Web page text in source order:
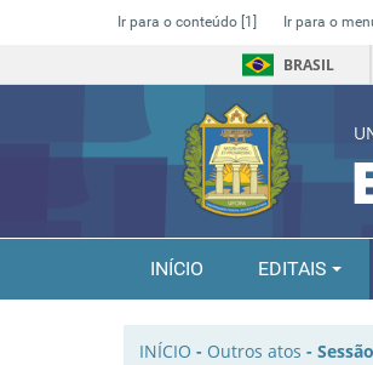
Ir para o conteúdo [1] Ir para o
BRASIL
INÍCIO EDITAIS
INÍCIO - Outros atos -